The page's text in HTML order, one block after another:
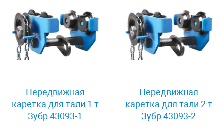
Передвижная
каретка для тали 1 т
Зубр 43093-1
Передвижная
каретка для тали 2 т
Зубр 43093-2